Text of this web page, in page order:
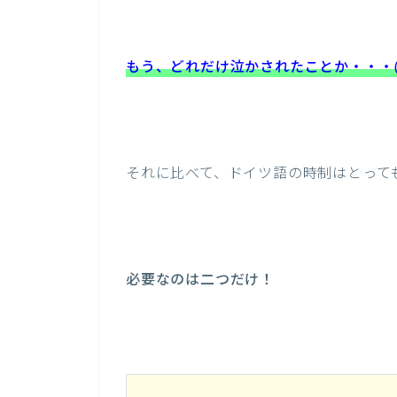
もう、どれだけ泣かされたことか・・
それに比べて、ドイツ語の時制はとって
必要なのは二つだけ！